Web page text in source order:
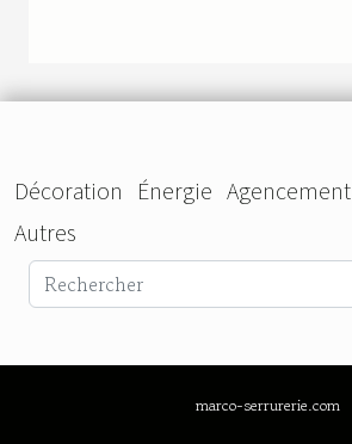
Décoration Énergie Agencement
Autres
marco-serrurerie.com